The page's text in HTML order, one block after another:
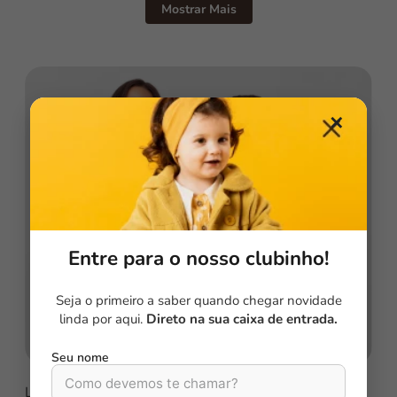
✕
Entre para o nosso clubinho!
Seja o primeiro a saber quando chegar novidade
linda por aqui. Direto na sua caixa de entrada.
Seu nome
Mostrar Mais
Lorem ipsum dolor sit amet, consectetur adipiscing